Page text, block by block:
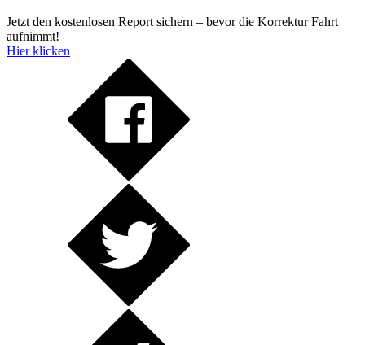
Jetzt den kostenlosen Report sichern – bevor die Korrektur Fahrt
aufnimmt!
Hier klicken